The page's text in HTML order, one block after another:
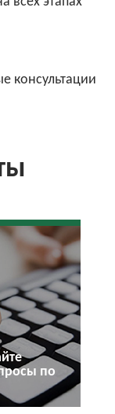
консультации
по